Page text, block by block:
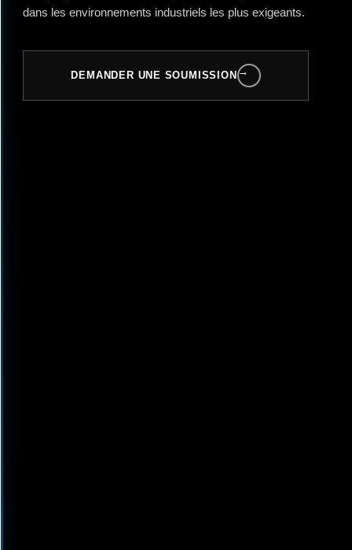
dans les environnements industriels les plus exigeants.
DEMANDER UNE SOUMISSION →